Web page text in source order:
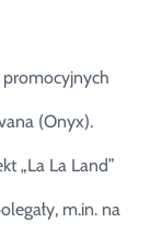
promocyjnych
(Onyx).
„La La Land”
m.in. na